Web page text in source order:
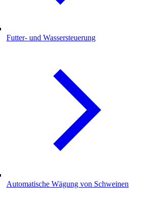
Futter- und Wassersteuerung
Automatische Wägung von Schweinen